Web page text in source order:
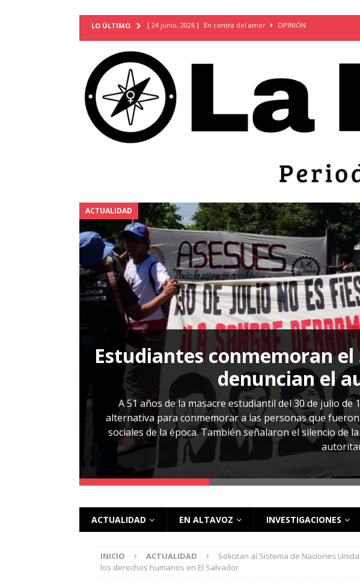
LO ÚLTIMO [ 24 junio, 2026 ] En contra del amor OPINIÓN
TERRITORIO
[ 21 febrero, 2026 ] Cuando la prevención de embarazos en
INVESTIGACIONES
[ 31 julio, 2026 ] Estudiantes conmemoran el 51 aniversario de
Piden mantener la libertad provisional de
[ 28 julio, 2026 ] ARENA y FMLN apuestan por mujeres en sus
ACTUALIDAD
[ 24 julio, 2026 ] A María Hildaura le falló el Estado OPINIÓN
[ 28 julio, 2026 ] Más allá de los casos: cómo entender el VIH en
ACTUALIDAD
Estudiantes conmemoran
denuncian el
A 51 años de la masacre estudiantil del 30 de julio
alternativa para conmemorar a las personas que
sociales de la época. También señalaron el silencio de
ACTUALIDAD EN ALTAVOZ INVESTIGACIONES
INICIO ACTUALIDAD
Solicitan al Sistema de Naciones
los derechos humanos en El Salvador